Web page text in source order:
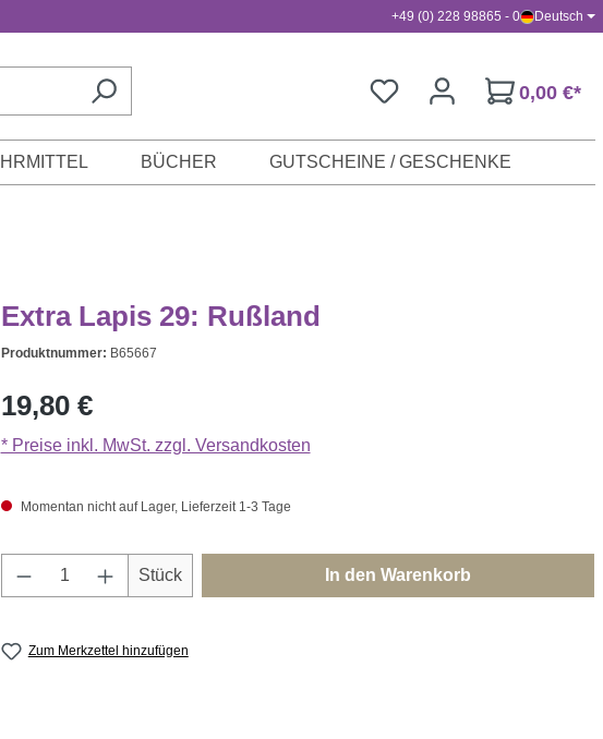
+49 (0) 228 98865 - 0 Deutsch
0,00 €*
BÜCHER GUTSCHEINE / GESCHENKE
Extra Lapis 29: Rußland
Produktnummer: B65667
Regulärer Preis:
19,80 €
* Preise inkl. MwSt. zzgl. Versandkosten
Momentan nicht auf Lager, Lieferzeit 1-3 Tage
Produkt Anzahl: Gib den gewünschten Wert ein
Stück In den Warenkorb
Zum Merkzettel hinzufügen